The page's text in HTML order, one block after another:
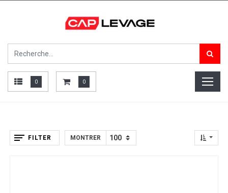
0 0
FILTER MONTRER